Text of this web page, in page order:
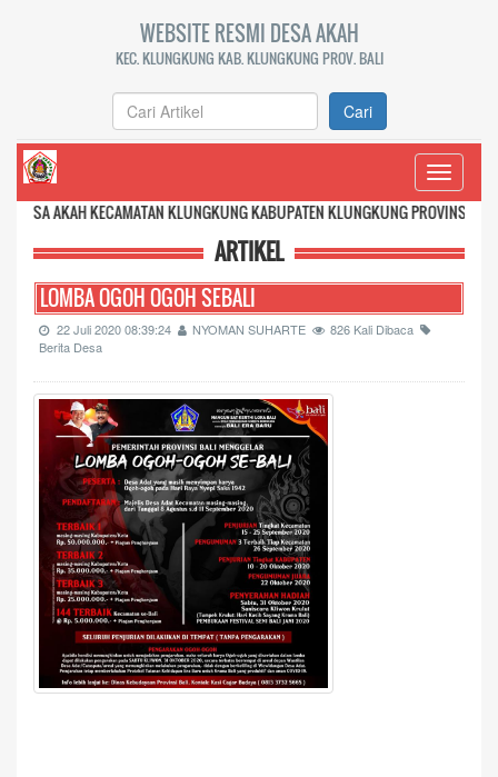
WEBSITE RESMI DESA AKAH
KEC. KLUNGKUNG KAB. KLUNGKUNG PROV. BALI
Cari
Toggle
KLUNGKUNG KABUPATEN KLUNGKUNG PROVINSI BALI
ARTIKEL
LOMBA OGOH OGOH SEBALI
22 Juli 2020 08:39:24 NYOMAN SUHARTE
826 Kali Dibaca
Berita Desa